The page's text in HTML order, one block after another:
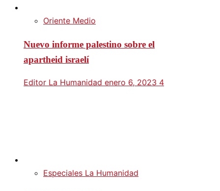
Oriente Medio
Nuevo informe palestino sobre el
apartheid israelí
Editor La Humanidad enero 6, 2023 4
Especiales La Humanidad